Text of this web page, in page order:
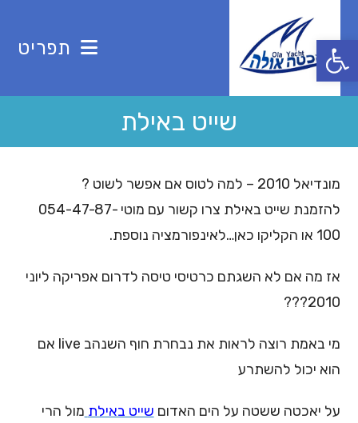
פתח סרגל נגישותcontent
תפריט
שייט באילת
מונדיאל 2010 – למה לטוס אם אפשר לשוט ?
להזמנת שייט באילת צרו קשור עם מוטי 054-47-87-
100 או הקליקו כאן…לאינפורמציה נוספת.
אז מה אם לא השגתם כרטיסי טיסה לדרום אפריקה ליוני
2010???
מי באמת רוצה לראות את נבחרת חוף השנהב live אם
הוא יכול להשתרע
על יאכטה ששטה על הים האדום שייט באילת מול הרי